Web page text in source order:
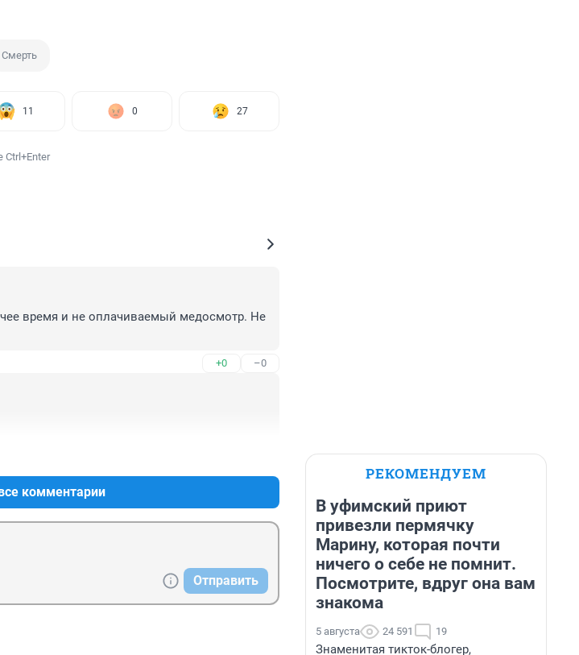
Смерть
11 0 27
время и не оплачиваемый медосмотр. Не
+0 –0
комментарии
Отправить
РЕКОМЕНДУЕМ
В уфимский приют
привезли пермячку
Марину, которая почти
ничего о себе не помнит.
Посмотрите, вдруг она вам
знакома
5 августа 24 591 19
Знаменитая тикток-блогер,